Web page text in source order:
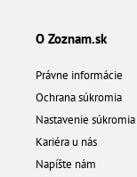
O Zoznam.sk
Právne informácie
Ochrana súkromia
Nastavenie súkromia
Kariéra u nás
Napíšte nám